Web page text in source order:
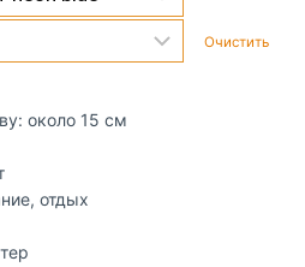
Очистить
около 15 см
отдых